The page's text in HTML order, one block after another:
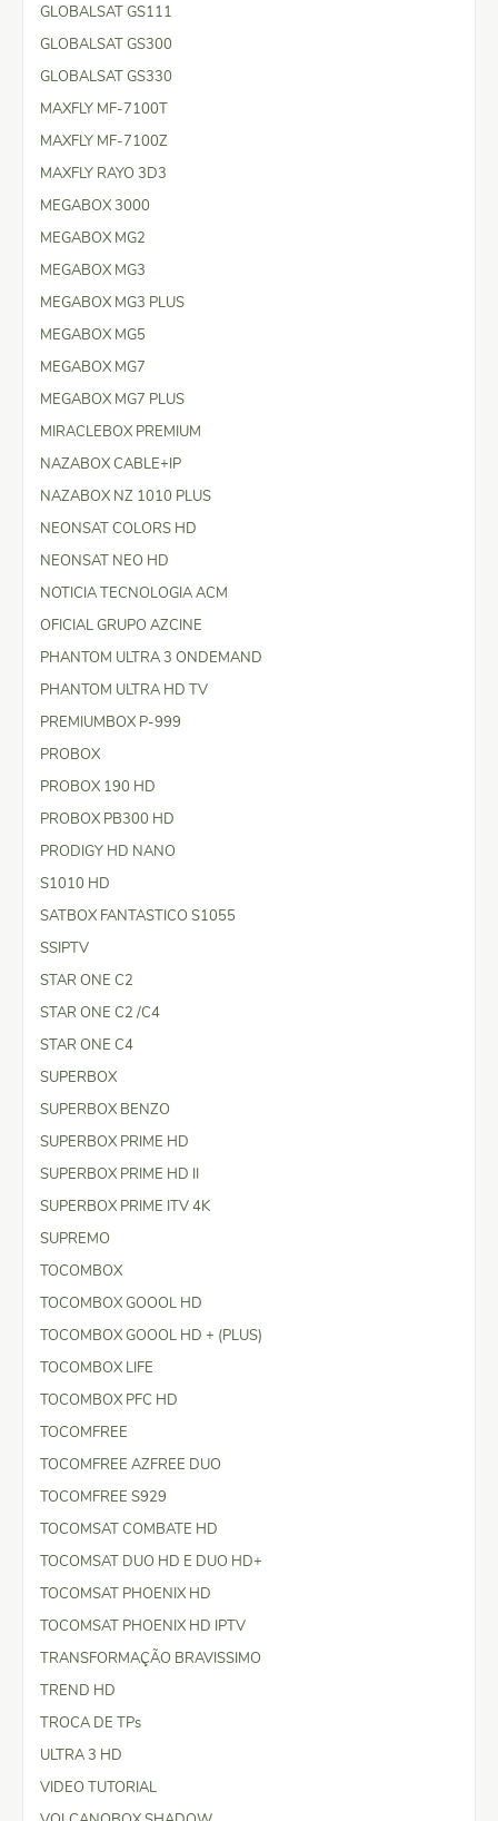
GLOBALSAT GS111
GLOBALSAT GS300
GLOBALSAT GS330
MAXFLY MF-7100T
MAXFLY MF-7100Z
MAXFLY RAYO 3D3
MEGABOX 3000
MEGABOX MG2
MEGABOX MG3
MEGABOX MG3 PLUS
MEGABOX MG5
MEGABOX MG7
MEGABOX MG7 PLUS
MIRACLEBOX PREMIUM
NAZABOX CABLE+IP
NAZABOX NZ 1010 PLUS
NEONSAT COLORS HD
NEONSAT NEO HD
NOTICIA TECNOLOGIA ACM
OFICIAL GRUPO AZCINE
PHANTOM ULTRA 3 ONDEMAND
PHANTOM ULTRA HD TV
PREMIUMBOX P-999
PROBOX
PROBOX 190 HD
PROBOX PB300 HD
PRODIGY HD NANO
S1010 HD
SATBOX FANTASTICO S1055
SSIPTV
STAR ONE C2
STAR ONE C2 /C4
STAR ONE C4
SUPERBOX
SUPERBOX BENZO
SUPERBOX PRIME HD
SUPERBOX PRIME HD II
SUPERBOX PRIME ITV 4K
SUPREMO
TOCOMBOX
TOCOMBOX GOOOL HD
TOCOMBOX GOOOL HD + (PLUS)
TOCOMBOX LIFE
TOCOMBOX PFC HD
TOCOMFREE
TOCOMFREE AZFREE DUO
TOCOMFREE S929
TOCOMSAT COMBATE HD
TOCOMSAT DUO HD E DUO HD+
TOCOMSAT PHOENIX HD
TOCOMSAT PHOENIX HD IPTV
TRANSFORMAÇÃO BRAVISSIMO
TREND HD
TROCA DE TPs
ULTRA 3 HD
VIDEO TUTORIAL